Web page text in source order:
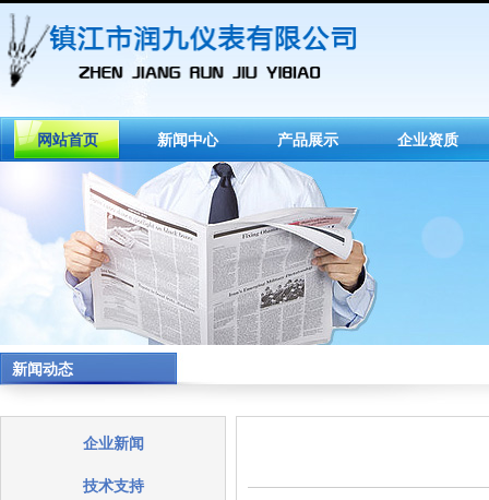
网站首页 新闻中心 产品展示 企业资质
新闻动态
企业新闻
技术支持